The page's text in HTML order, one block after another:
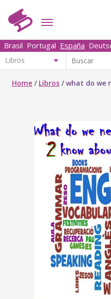
Brasil Portugal España
Home / Libros /what do we